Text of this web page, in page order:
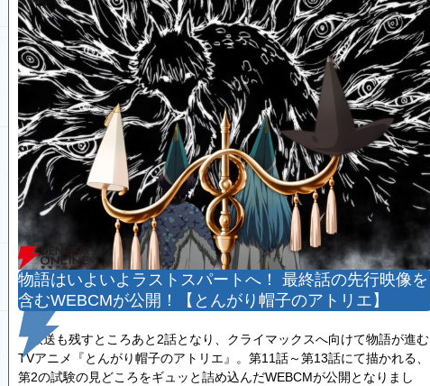
物語はいよいよラストスパートへ！ 最終話の先行映像を
含むWEBCMが公開！【とんがり帽子のアトリエ】
放送も残すところあと2話となり、クライマックスへ向けて物語が進む
TVアニメ『とんがり帽子のアトリエ』。第11話～第13話にて描かれる、
第2の試験の見どころをギュッと詰め込んだWEBCMが公開となりまし